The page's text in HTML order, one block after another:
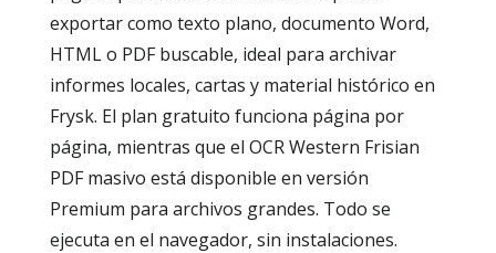
exportar como texto plano, documento Word,
HTML o PDF buscable, ideal para archivar
informes locales, cartas y material histórico en
Frysk. El plan gratuito funciona página por
página, mientras que el OCR Western Frisian
PDF masivo está disponible en versión
Premium para archivos grandes. Todo se
ejecuta en el navegador, sin instalaciones.